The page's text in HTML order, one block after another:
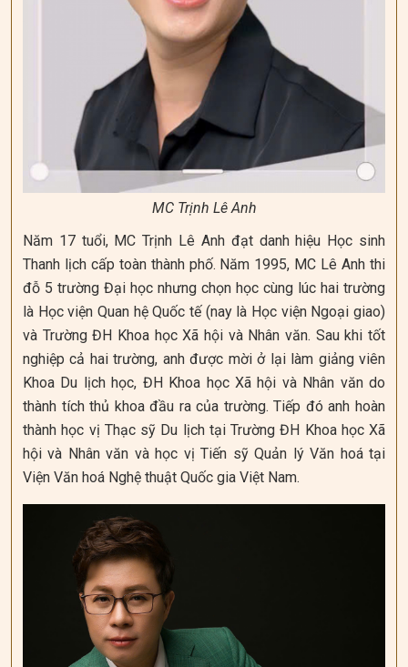
MC Trịnh Lê Anh
Năm 17 tuổi, MC Trịnh Lê Anh đạt danh hiệu Học sinh
Thanh lịch cấp toàn thành phố. Năm 1995, MC Lê Anh thi
đỗ 5 trường Đại học nhưng chọn học cùng lúc hai trường
là Học viện Quan hệ Quốc tế (nay là Học viện Ngoại giao)
và Trường ĐH Khoa học Xã hội và Nhân văn. Sau khi tốt
nghiệp cả hai trường, anh được mời ở lại làm giảng viên
Khoa Du lịch học, ĐH Khoa học Xã hội và Nhân văn do
thành tích thủ khoa đầu ra của trường. Tiếp đó anh hoàn
thành học vị Thạc sỹ Du lịch tại Trường ĐH Khoa học Xã
hội và Nhân văn và học vị Tiến sỹ Quản lý Văn hoá tại
Viện Văn hoá Nghệ thuật Quốc gia Việt Nam.